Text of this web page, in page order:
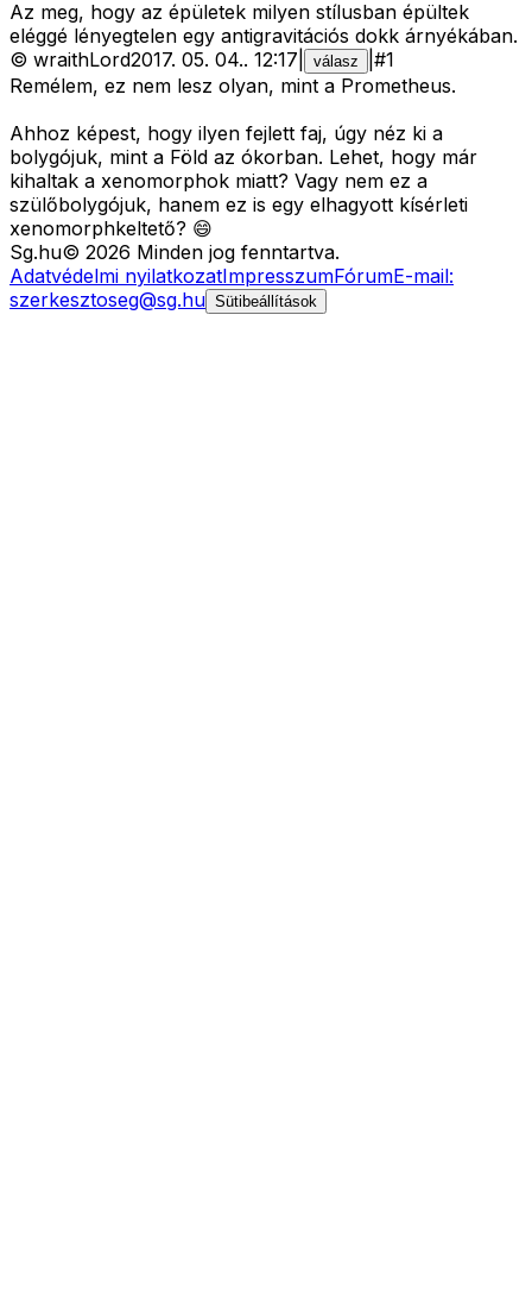
Az meg, hogy az épületek milyen stílusban épültek
eléggé lényegtelen egy antigravitációs dokk árnyékában.
© wraithLord2017. 05. 04.. 12:17 válasz #1
Remélem, ez nem lesz olyan, mint a Prometheus.
Ahhoz képest, hogy ilyen fejlett faj, úgy néz ki a
bolygójuk, mint a Föld az ókorban. Lehet, hogy már
kihaltak a xenomorphok miatt? Vagy nem ez a
szülőbolygójuk, hanem ez is egy elhagyott kísérleti
xenomorphkeltető? 😄
Sg.hu© 2026 Minden jog fenntartva.
Adatvédelmi nyilatkozatImpresszumFórumE-mail:
szerkesztoseg@sg.hu Sütibeállítások